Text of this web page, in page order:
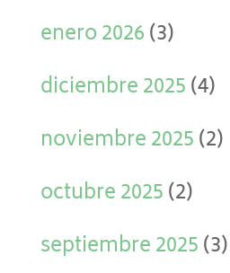
enero 2026(3)
diciembre 2025(4)
noviembre 2025(2)
octubre 2025(2)
septiembre 2025(3)